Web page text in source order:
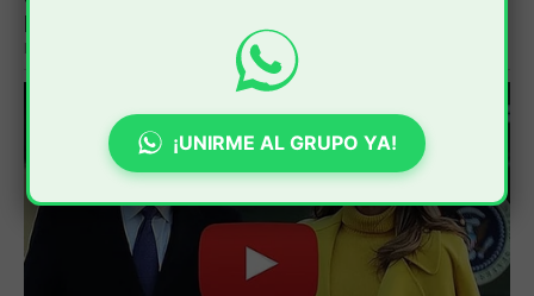
¡UNIRME AL GRUPO YA!